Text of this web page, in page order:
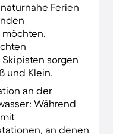
Ferien
sorgen
und Klein.
an der
Während
an denen